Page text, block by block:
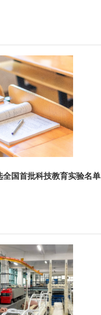
全国首批科技教育实验名单